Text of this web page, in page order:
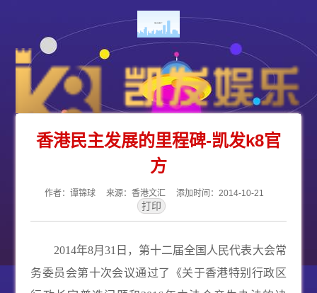
香港民主发展的里程碑-凯发k8官
方
作者：谭锦球 来源：香港文汇 添加时间：2014-10-21
2014年8月 31 日，第十二届全国人民代表大会常
务委员会第十次会议通过了《关于香港特别行政区